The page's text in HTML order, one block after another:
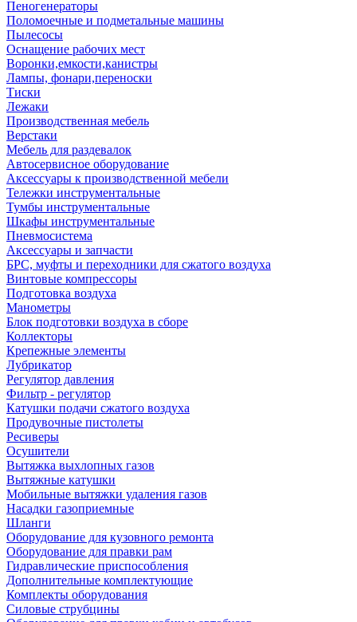
Пеногенераторы
Поломоечные и подметальные машины
Пылесосы
Оснащение рабочих мест
Воронки,емкости,канистры
Лампы, фонари,переноски
Тиски
Лежаки
Производственная мебель
Верстаки
Мебель для раздевалок
Автосервисное оборудование
Аксессуары к производственной мебели
Тележки инструментальные
Тумбы инструментальные
Шкафы инструментальные
Пневмосистема
Аксессуары и запчасти
БРС, муфты и переходники для сжатого воздуха
Винтовые компрессоры
Подготовка воздуха
Манометры
Блок подготовки воздуха в сборе
Коллекторы
Крепежные элементы
Лубрикатор
Регулятор давления
Фильтр - регулятор
Катушки подачи сжатого воздуха
Продувочные пистолеты
Ресиверы
Осушители
Вытяжка выхлопных газов
Вытяжные катушки
Мобильные вытяжки удаления газов
Насадки газоприемные
Шланги
Оборудование для кузовного ремонта
Оборудование для правки рам
Гидравлические приспособления
Дополнительные комплектующие
Комплекты оборудования
Силовые струбцины